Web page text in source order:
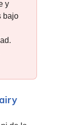
y
bajo